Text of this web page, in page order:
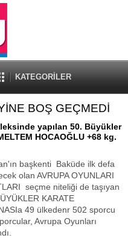
KATEGORİLER
BOŞ GEÇMEDİ
yapılan 50. Büyükler
HOCAOĞLU +68 kg.
başkenti Baküde ilk defa
olan AVRUPA OYUNLARI
seçme niteliği de taşıyan
KARATE
49 ülkedenr 502 sporcu
Avrupa Oyunları